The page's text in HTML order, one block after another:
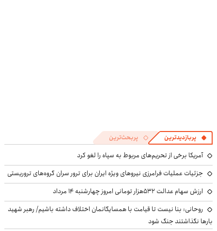
پربازدیدترین پربحث‌ترین
آمریکا برخی از تحریم‌های مربوط به سپاه را لغو کرد
جزئیات عملیات فرامرزی نیروهای ویژه ایران برای ترور سران گروه‌های تروریستی
ارزش سهام عدالت ۵۳۲هزار تومانی امروز چهارشنبه ۱۴ مرداد
روحانی: بنا نیست تا قیامت با همسایگانمان اختلاف داشته باشیم/ رهبر شهید
بارها نگذاشتند جنگ شود